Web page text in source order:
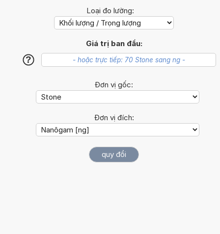
Loại đo lường:
Giá trị ban đầu:
?
Đơn vị gốc:
Đơn vị đích: